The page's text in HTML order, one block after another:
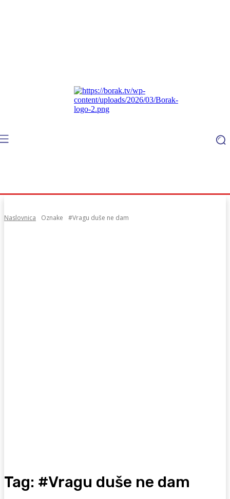
Naslovnica Oznake #Vragu duše ne dam
Tag: #Vragu duše ne dam